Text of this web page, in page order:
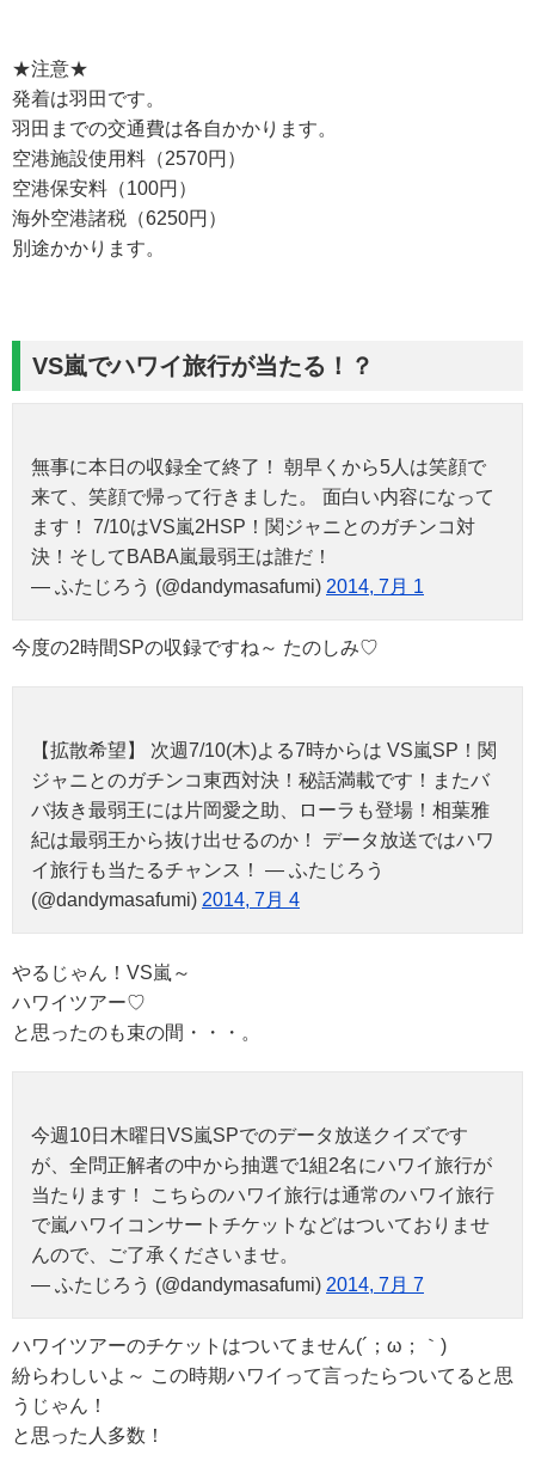
★注意★
発着は羽田です。
羽田までの交通費は各自かかります。
空港施設使用料（2570円）
空港保安料（100円）
海外空港諸税（6250円）
別途かかります。
VS嵐でハワイ旅行が当たる！？
無事に本日の収録全て終了！ 朝早くから5人は笑顔で
来て、笑顔で帰って行きました。 面白い内容になって
ます！ 7/10はVS嵐2HSP！関ジャニとのガチンコ対
決！そしてBABA嵐最弱王は誰だ！
— ふたじろう (@dandymasafumi) 2014, 7月 1
今度の2時間SPの収録ですね～ たのしみ♡
【拡散希望】 次週7/10(木)よる7時からは VS嵐SP！関
ジャニとのガチンコ東西対決！秘話満載です！またバ
バ抜き最弱王には片岡愛之助、ローラも登場！相葉雅
紀は最弱王から抜け出せるのか！ データ放送ではハワ
イ旅行も当たるチャンス！ — ふたじろう
(@dandymasafumi) 2014, 7月 4
やるじゃん！VS嵐～
ハワイツアー♡
と思ったのも束の間・・・。
今週10日木曜日VS嵐SPでのデータ放送クイズです
が、全問正解者の中から抽選で1組2名にハワイ旅行が
当たります！ こちらのハワイ旅行は通常のハワイ旅行
で嵐ハワイコンサートチケットなどはついておりませ
んので、ご了承くださいませ。
— ふたじろう (@dandymasafumi) 2014, 7月 7
ハワイツアーのチケットはついてません(´；ω；｀)
紛らわしいよ～ この時期ハワイって言ったらついてると思
うじゃん！
と思った人多数！